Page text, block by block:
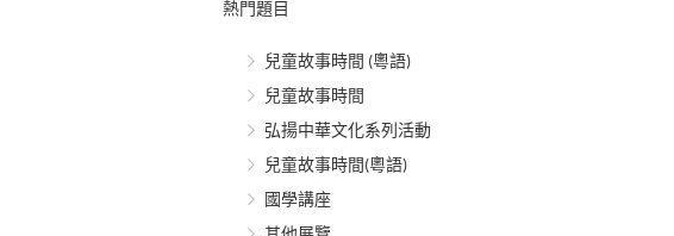
熱門題目
兒童故事時間 (粵語)
兒童故事時間
弘揚中華文化系列活動
兒童故事時間(粵語)
國學講座